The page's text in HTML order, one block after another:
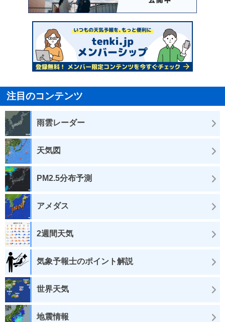
注目のコンテンツ
雨雲レーダー
天気図
PM2.5分布予測
アメダス
2週間天気
気象予報士のポイント解説
世界天気
地震情報